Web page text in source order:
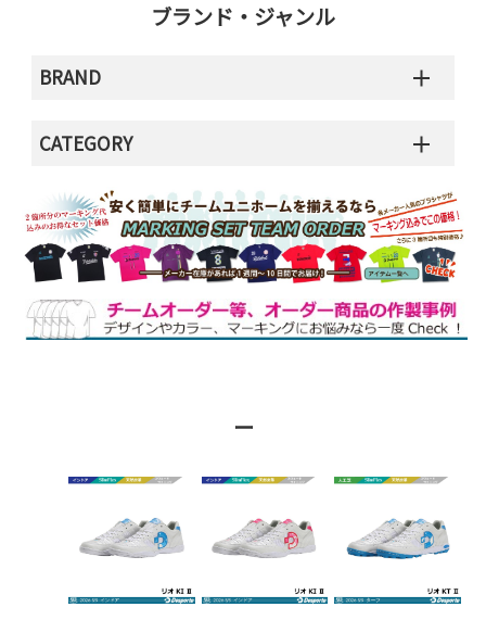
ブランド・ジャンル
BRAND
CATEGORY
ー